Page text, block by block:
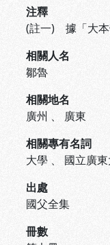
注釋
(註一) 據「大本
相關人名
鄒魯
相關地名
廣州 、 廣東
相關專有名詞
大學 、 國立廣
出處
國父全集
冊數